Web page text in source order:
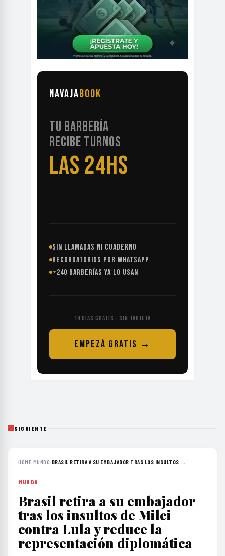
NAVAJABOOK
TU BARBERÍA
RECIBE TURNOS
LAS 24HS
+240 BARBERÍAS YA LO USAN
EMPEZÁ GRATIS →
tras los insultos de Milei
contra Lula y reduce la
representación diplomática
La Cancillería brasileña ordenó retirar a su
embajador en Argentina y degradó el nivel de las